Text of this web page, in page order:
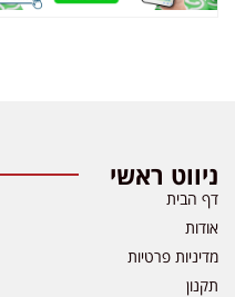
ניווט ראשי
דף הבית
אודות
מדיניות פרטיות
תקנון